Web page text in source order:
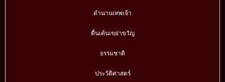
ตำนานเทพเจ้า
ตื่นเต้นเขย่าขวัญ
ธรรมชาติ
ประวัติศาสตร์